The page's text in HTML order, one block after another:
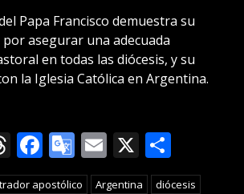
Papa Francisco demuestra su
asegurar una adecuada
en todas las diócesis, y su
la Iglesia Católica en Argentina.
Threads
Facebook
Google
Translate
Email
X
apostólico Argentina
diócesis